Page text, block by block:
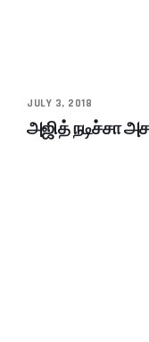
JULY 3, 2018
அஜித் நடிச்சா